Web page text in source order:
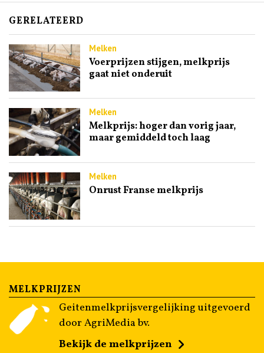
GERELATEERD
Melken
Voerprijzen stijgen, melkprijs
gaat niet onderuit
Melken
Melkprijs: hoger dan vorig jaar,
maar gemiddeld toch laag
Melken
Onrust Franse melkprijs
MELKPRIJZEN
Geitenmelkprijsvergelijking uitgevoerd
door AgriMedia bv.
Bekijk de melkprijzen